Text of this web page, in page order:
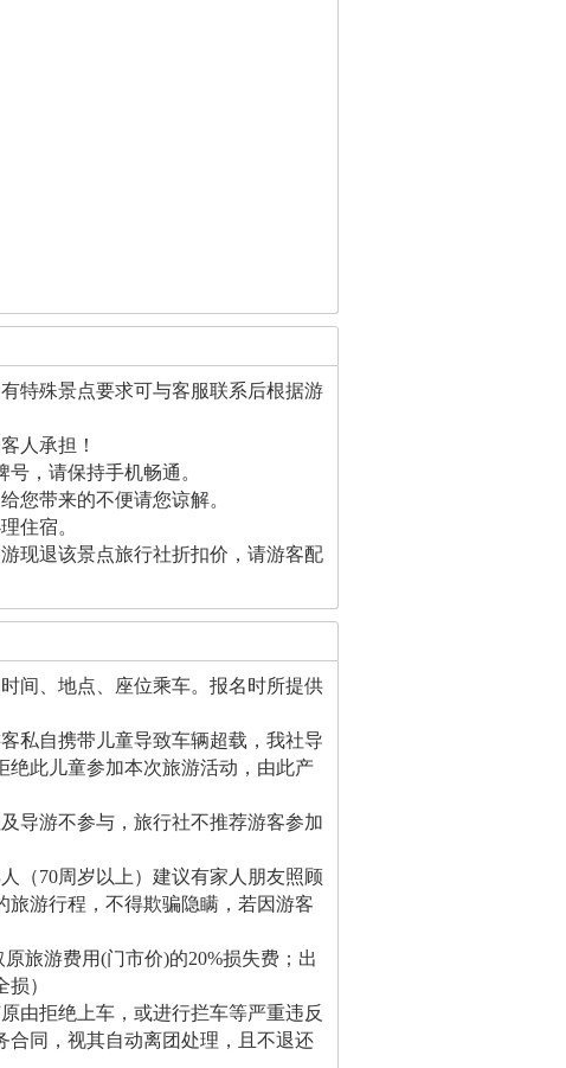
特殊景点要求可与客服联系后根据游
人承担！
，请保持手机畅通。
您带来的不便请您谅解。
住宿。
现退该景点旅行社折扣价，请游客配
间、地点、座位乘车。报名时所提供
私自携带儿童导致车辆超载，我社导
绝此儿童参加本次旅游活动，由此产
导游不参与，旅行社不推荐游客参加
（70周岁以上）建议有家人朋友照顾
旅游行程，不得欺骗隐瞒，若因游客
旅游费用(门市价)的20%损失费；出
损）
由拒绝上车，或进行拦车等严重违反
合同，视其自动离团处理，且不退还